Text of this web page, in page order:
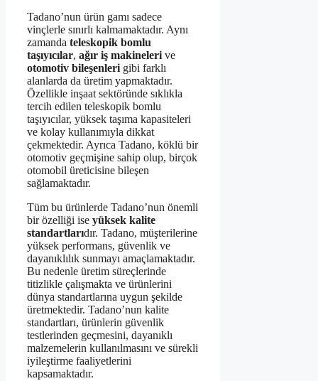
Tadano’nun ürün gamı sadece
vinçlerle sınırlı kalmamaktadır. Aynı
zamanda teleskopik bomlu
taşıyıcılar, ağır iş makineleri ve
otomotiv bileşenleri gibi farklı
alanlarda da üretim yapmaktadır.
Özellikle inşaat sektöründe sıklıkla
tercih edilen teleskopik bomlu
taşıyıcılar, yüksek taşıma kapasiteleri
ve kolay kullanımıyla dikkat
çekmektedir. Ayrıca Tadano, köklü bir
otomotiv geçmişine sahip olup, birçok
otomobil üreticisine bileşen
sağlamaktadır.
Tüm bu ürünlerde Tadano’nun önemli
bir özelliği ise yüksek kalite
standartlarıdır. Tadano, müşterilerine
yüksek performans, güvenlik ve
dayanıklılık sunmayı amaçlamaktadır.
Bu nedenle üretim süreçlerinde
titizlikle çalışmakta ve ürünlerini
dünya standartlarına uygun şekilde
üretmektedir. Tadano’nun kalite
standartları, ürünlerin güvenlik
testlerinden geçmesini, dayanıklı
malzemelerin kullanılmasını ve sürekli
iyileştirme faaliyetlerini
kapsamaktadır.